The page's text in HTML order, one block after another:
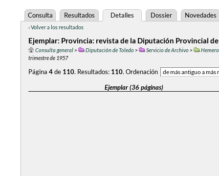
Consulta Resultados Detalles Dossier Novedades
‹ Volver a los resultados
Ejemplar: Provincia: revista de la Diputación Provincial
Consulta general> Diputación de Toledo> Servicio de Archivo>
trimestre de 1957
Página 4de 110. Resultados: 110. Ordenación
Ejemplar (36 páginas)